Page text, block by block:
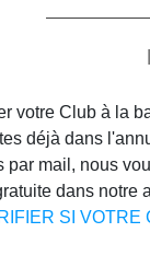
votre Club à la
déjà dans
par mail, nous
dans
SI VOTRE